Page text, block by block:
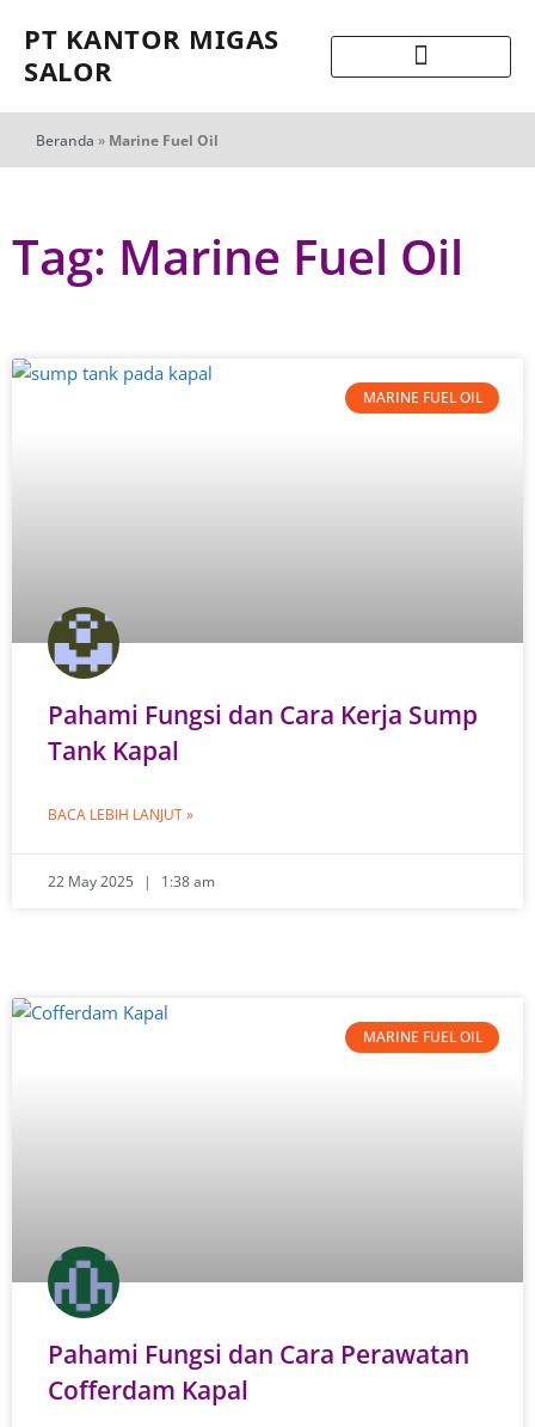
PT KANTOR MIGAS
SALOR
Beranda » Marine Fuel Oil
Tag: Marine Fuel Oil
MARINE FUEL OIL
Pahami Fungsi dan Cara Kerja Sump
Tank Kapal
BACA LEBIH LANJUT »
22 May 2025 1:38 am
MARINE FUEL OIL
Pahami Fungsi dan Cara Perawatan
Cofferdam Kapal